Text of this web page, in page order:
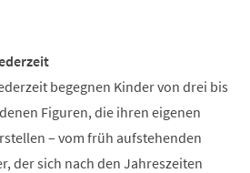
begegnen Kinder von drei bis
Figuren, die ihren eigenen
– vom früh aufstehenden
der sich nach den Jahreszeiten